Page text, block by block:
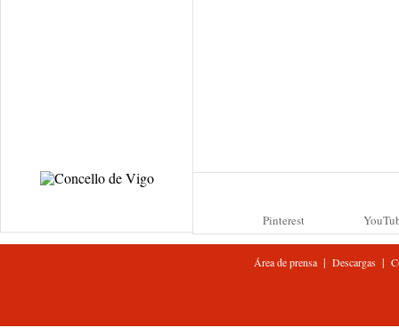
Pinterest
Área de prensa| Descargas|